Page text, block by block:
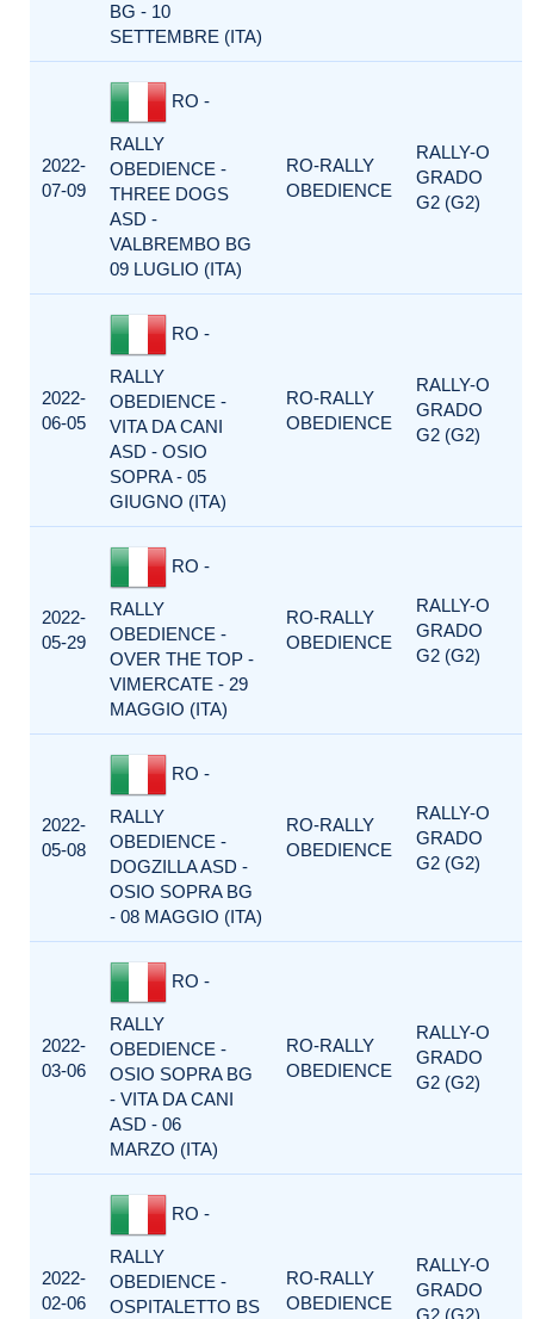
BG - 10
SETTEMBRE (ITA)
2022-
07-09
RO -
RALLY
OBEDIENCE -
THREE DOGS
ASD -
VALBREMBO BG
09 LUGLIO (ITA)
RO-RALLY
OBEDIENCE
RALLY-O
GRADO
G2 (G2)
2022-
06-05
RO -
RALLY
OBEDIENCE -
VITA DA CANI
ASD - OSIO
SOPRA - 05
GIUGNO (ITA)
RO-RALLY
OBEDIENCE
RALLY-O
GRADO
G2 (G2)
2022-
05-29
RO -
RALLY
OBEDIENCE -
OVER THE TOP -
VIMERCATE - 29
MAGGIO (ITA)
RO-RALLY
OBEDIENCE
RALLY-O
GRADO
G2 (G2)
2022-
05-08
RO -
RALLY
OBEDIENCE -
DOGZILLA ASD -
OSIO SOPRA BG
- 08 MAGGIO (ITA)
RO-RALLY
OBEDIENCE
RALLY-O
GRADO
G2 (G2)
2022-
03-06
RO -
RALLY
OBEDIENCE -
OSIO SOPRA BG
- VITA DA CANI
ASD - 06
MARZO (ITA)
RO-RALLY
OBEDIENCE
RALLY-O
GRADO
G2 (G2)
2022-
02-06
RO -
RALLY
OBEDIENCE -
OSPITALETTO BS
RO-RALLY
OBEDIENCE
RALLY-O
GRADO
G2 (G2)